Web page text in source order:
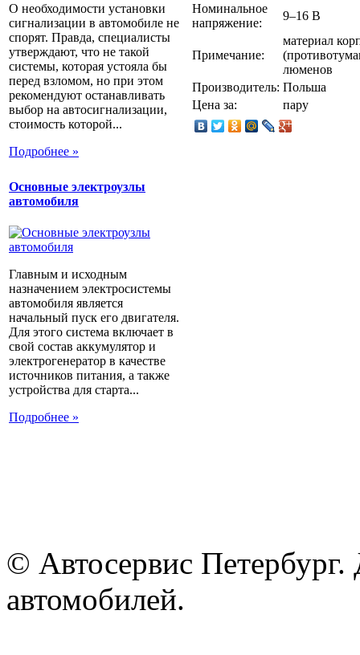
О необходимости установки
сигнализации в автомобиле не
спорят. Правда, специалисты
утверждают, что не такой
системы, которая устояла бы
перед взломом, но при этом
рекомендуют останавливать
выбор на автосигнализации,
стоимость которой...
Подробнее »
Основные электроузлы
автомобиля
Главным и исходным
назначением электросистемы
автомобиля является
начальный пуск его двигателя.
Для этого система включает в
свой состав аккумулятор и
электрогенератор в качестве
источников питания, а также
устройства для старта...
Подробнее »
Номинальное
напряжение:
9–16 В
Примечание:
материал
люменов
Производитель: Польша
Цена за:
пару
© Автосервис
автомобилей.